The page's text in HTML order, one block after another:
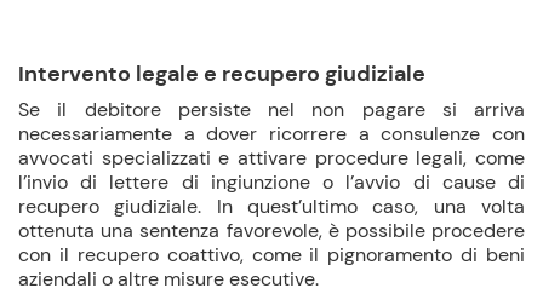
Intervento legale e recupero giudiziale
Se il debitore persiste nel non pagare si arriva
necessariamente a dover ricorrere a consulenze con
avvocati specializzati e attivare procedure legali, come
l’invio di lettere di ingiunzione o l’avvio di cause di
recupero giudiziale. In quest’ultimo caso, una volta
ottenuta una sentenza favorevole, è possibile procedere
con il recupero coattivo, come il pignoramento di beni
aziendali o altre misure esecutive.